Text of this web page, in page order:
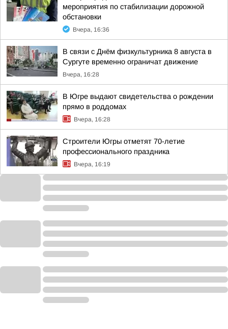
мероприятия по стабилизации дорожной
обстановки
Вчера, 16:36
В связи с Днём физкультурника 8 августа в
Сургуте временно ограничат движение
Вчера, 16:28
В Югре выдают свидетельства о рождении
прямо в роддомах
Вчера, 16:28
Строители Югры отметят 70-летие
профессионального праздника
Вчера, 16:19